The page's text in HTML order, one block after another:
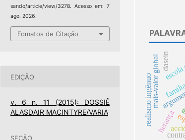
sando/article/view/3278. Acesso em: 7
ago. 2026.
Fomatos de Citação
EDIÇÃO
v. 6 n. 11 (2015): DOSSIÊ
ALASDAIR MACINTYRE/VARIA
SEÇÃO
mais-valor global
realismo ingênuo
dasein
herança